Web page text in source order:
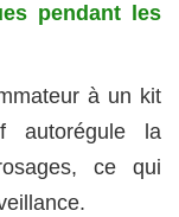
pendant les
à un kit
autorégule la
ce qui